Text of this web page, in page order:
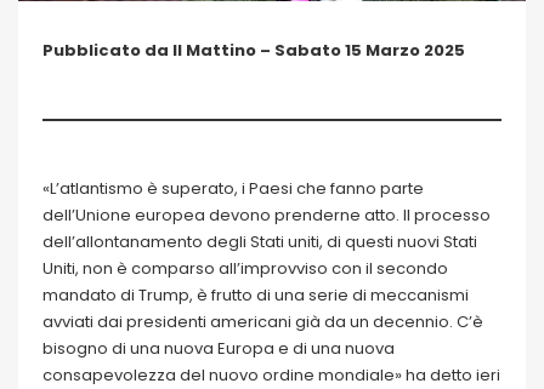
Pubblicato da Il Mattino – Sabato 15 Marzo 2025
«L’atlantismo è superato, i Paesi che fanno parte
dell’Unione europea devono prenderne atto. Il processo
dell’allontanamento degli Stati uniti, di questi nuovi Stati
Uniti, non è comparso all’improvviso con il secondo
mandato di Trump, è frutto di una serie di meccanismi
avviati dai presidenti americani già da un decennio. C’è
bisogno di una nuova Europa e di una nuova
consapevolezza del nuovo ordine mondiale» ha detto ieri